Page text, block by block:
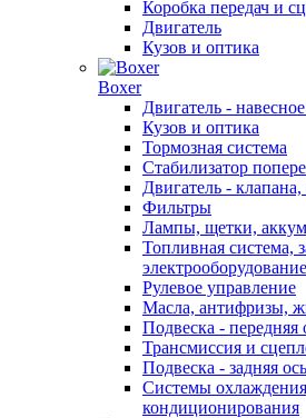
Коробка передач и
Двигатель
Кузов и оптика
Boxer
Двигатель -
Кузов и оптика
Тормозная система
Стабилизатор
Двигатель -
Фильтры
Лампы, щетки,
Топливная система,
электрооборудование
Рулевое управление
Масла, антифризы,
Подвеска - передняя
Трансмиссия и
Подвеска - задняя ось
Системы
кондиционирования